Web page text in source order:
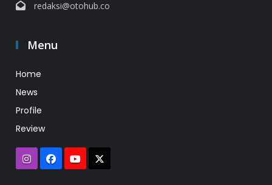
redaksi@otohub.co
Menu
Home
News
Profile
Review